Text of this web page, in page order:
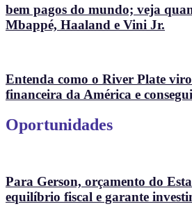
bem pagos do mundo; veja
Mbappé, Haaland e Vini Jr.
Entenda como o River Plate
financeira da América e
Oportunidades
Para Gerson, orçamento do
equilíbrio fiscal e garante